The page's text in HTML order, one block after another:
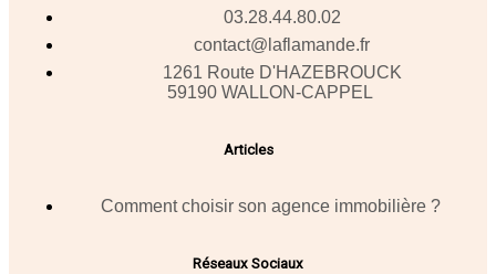
03.28.44.80.02
contact@laflamande.fr
1261 Route D'HAZEBROUCK
59190 WALLON-CAPPEL
Articles
Comment choisir son agence immobilière ?
Réseaux Sociaux